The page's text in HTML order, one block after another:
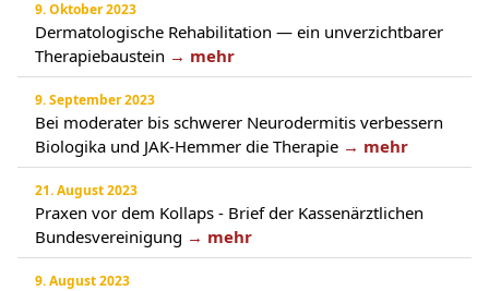
9. Oktober 2023
Dermatologische Rehabilitation — ein unverzichtbarer
Therapiebaustein → mehr
9. September 2023
Bei moderater bis schwerer Neurodermitis verbessern
Biologika und JAK-Hemmer die Therapie → mehr
21. August 2023
Praxen vor dem Kollaps - Brief der Kassenärztlichen
Bundesvereinigung → mehr
9. August 2023